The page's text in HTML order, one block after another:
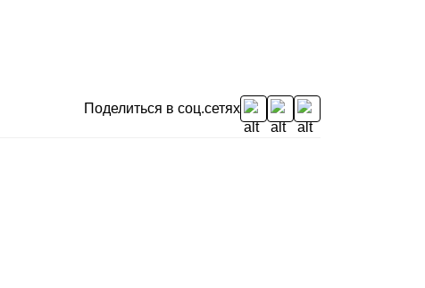
Поделиться в соц.сетях